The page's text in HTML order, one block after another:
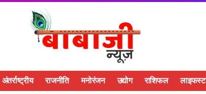
अंतर्राष्ट्रीय राजनीति मनोरंजन उद्योग राशिफल